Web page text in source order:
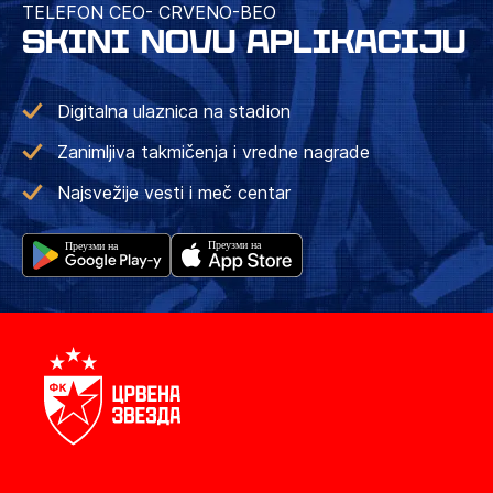
TELEFON CEO- CRVENO-BEO
SKINI NOVU APLIKACIJU
Digitalna ulaznica na stadion
Zanimljiva takmičenja i vredne nagrade
Najsvežije vesti i meč centar